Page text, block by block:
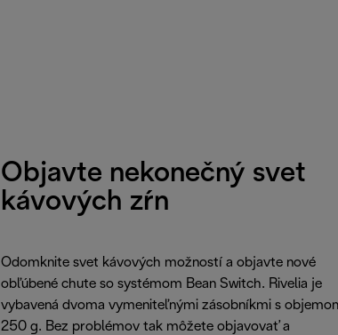
Objavte nekonečný svet
kávových zŕn
Odomknite svet kávových možností a objavte nové
obľúbené chute so systémom Bean Switch. Rivelia je
vybavená dvoma vymeniteľnými zásobníkmi s
250 g. Bez problémov tak môžete objavovať a